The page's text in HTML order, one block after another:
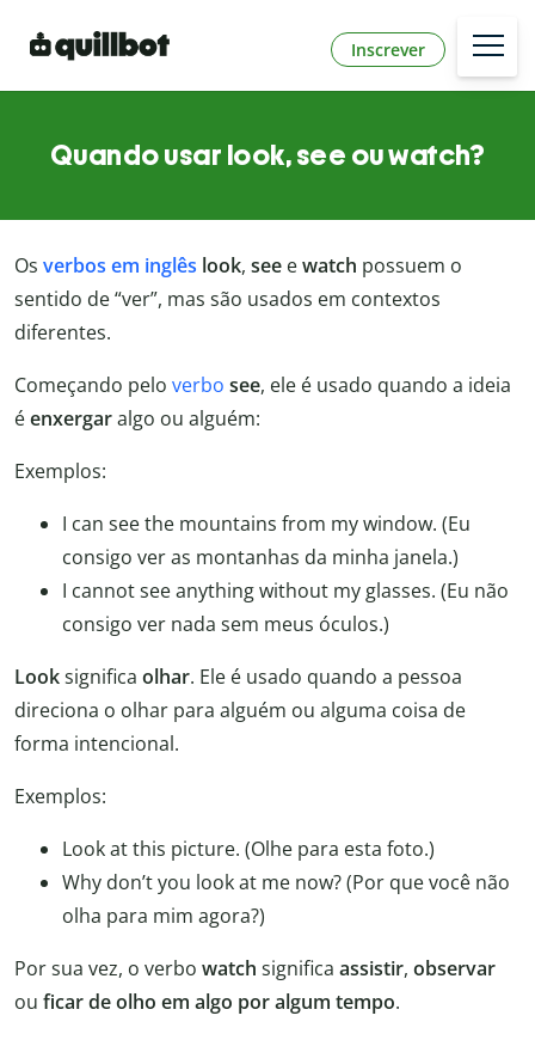
Inscrever
Quando usar look, see ou watch?
Os verbos em inglês look, see ewatch possuem o
sentido de “ver”, mas são usados em contextos
diferentes.
Começando pelo verbo see, ele é usado quando a ideia
éenxergaralgo ou alguém:
Exemplos:
I can see the mountains from my window. (Eu
consigo ver as montanhas da minha janela.)
I cannot see anything without my glasses. (Eu não
consigo ver nada sem meus óculos.)
Looksignifica olhar. Ele é usado quando a pessoa
direciona o olhar para alguém ou alguma coisa de
forma intencional.
Exemplos:
Look at this picture. (Olhe para esta foto.)
Why don’t you look at me now? (Por que você não
olha para mim agora?)
Por sua vez, o verbo watch significa assistir, observar
ou ficar de olho em algo por algum tempo.